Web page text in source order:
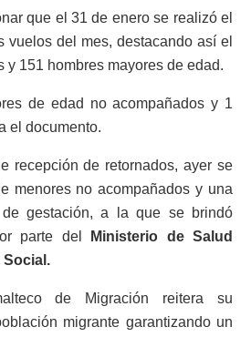
que el 31 de enero se realizó el
vuelos del mes, destacando así el
y 151 hombres mayores de edad.
de edad no acompañados y 1
el documento.
recepción de retornados, ayer se
menores no acompañados y una
gestación, a la que se brindó
parte del
Ministerio de Salud
Social.
de Migración reitera su
migrante garantizando un